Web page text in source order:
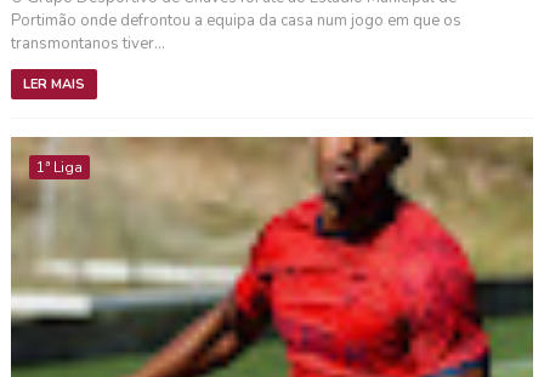
Portimão onde defrontou a equipa da casa num jogo em que os
transmontanos tiver...
LER MAIS
1ª Liga